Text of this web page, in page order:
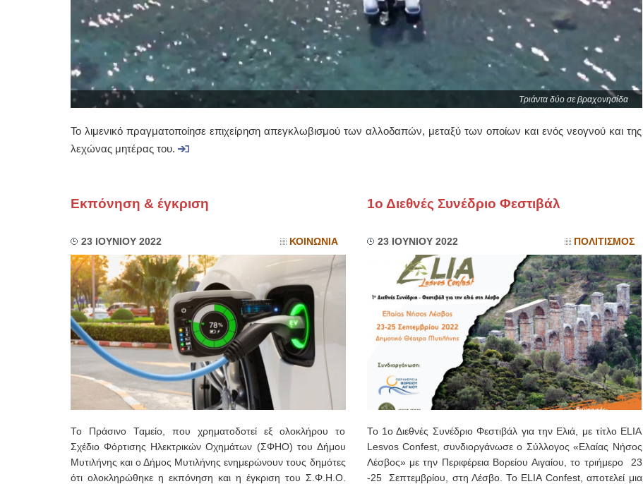
Τριάντα δύο σε βραχονησίδα
Το λιμενικό πραγματοποίησε επιχείρηση απεγκλωβισμού των αλλοδαπών, μεταξύ των οποίων και ενός νεογνού και της
λεχώνας μητέρας του.
Εκπόνηση & έγκριση
23 ΙΟΥΝΙΟΥ 2022 ΚΟΙΝΩΝΙΑ
Το Πράσινο Ταμείο, που χρηματοδοτεί εξ ολοκλήρου το
Σχέδιο Φόρτισης Ηλεκτρικών Οχημάτων (ΣΦΗΟ) του Δήμου
Μυτιλήνης και ο Δήμος Μυτιλήνης ενημερώνουν τους δημότες
ότι ολοκληρώθηκε η εκπόνηση και η έγκριση του Σ.Φ.Η.Ο.
1ο Διεθνές Συνέδριο Φεστιβάλ
23 ΙΟΥΝΙΟΥ 2022 ΠΟΛΙΤΙΣΜΟΣ
Το 1ο Διεθνές Συνέδριο Φεστιβάλ για την Ελιά, με τίτλο ELIA
Lesvos Confest, συνδιοργάνωσε ο Σύλλογος «Ελαίας Νήσος
Λέσβος» με την Περιφέρεια Βορείου Αιγαίου, το τριήμερο 23
-25 Σεπτεμβρίου, στη Λέσβο. Το ELIA Confest, αποτελεί μια